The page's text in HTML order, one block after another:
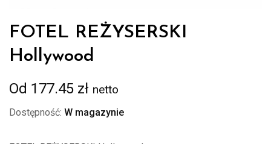
FOTEL REŻYSERSKI
Hollywood
Od 177.45 zł netto
Dostępność: W magazynie